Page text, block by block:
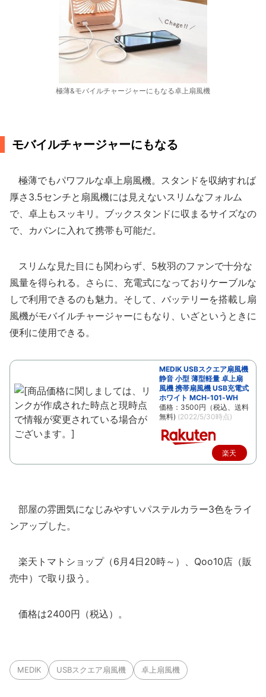
極薄&モバイルチャージャーにもなる卓上扇風機
モバイルチャージャーにもなる
極薄でもパワフルな卓上扇風機。スタンドを収納すれば
厚さ3.5センチと扇風機には見えないスリムなフォルム
で、卓上もスッキリ。ブックスタンドに収まるサイズなの
で、カバンに入れて携帯も可能だ。
スリムな見た目にも関わらず、5枚羽のファンで十分な
風量を得られる。さらに、充電式になっておりケーブルな
しで利用できるのも魅力。そして、バッテリーを搭載し扇
風機がモバイルチャージャーにもなり、いざというときに
便利に使用できる。
MEDIK USBスクエア扇風機
静音 小型 薄型軽量 卓上扇
風機 携帯扇風機 USB充電式
ホワイト MCH-101-WH
価格：3500円（税込、送料
無料) (2022/5/30時点)
楽天
部屋の雰囲気になじみやすいパステルカラー3色をライ
ンアップした。
楽天トマトショップ（6月4日20時～）、Qoo10店（販
売中）で取り扱う。
価格は2400円（税込）。
MEDIK USBスクエア扇風機 卓上扇風機